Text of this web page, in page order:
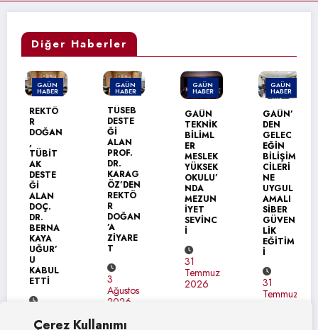
Çerez Kullanımı
Diğer Haberler
GAÜN
HABER
REKTÖ
R
DOĞAN
TÜBİT
AK
DESTE
Ğİ
ALAN
DOÇ.
DR.
BERNA
KAYA
UĞUR’
U
KABUL
ETTİ
Ağustos
GAÜN
HABER
TÜSEB
DESTE
Ğİ
ALAN
PROF.
DR.
KARAG
ÖZ’DEN
REKTÖ
R
DOĞAN
’A
ZİYARE
T
3
Ağustos
2026
GAÜN
HABER
GAÜN
TEKNİK
BİLİML
ER
MESLEK
YÜKSEK
OKULU’
NDA
MEZUN
İYET
SEVİNC
31
Temmuz
2026
GAÜN
HABER
GAÜN’
DEN
GELEC
EĞİN
BİLİŞİM
CİLERİ
NE
UYGUL
AMALI
SİBER
GÜVEN
LİK
EĞİTİM
31
Temmuz